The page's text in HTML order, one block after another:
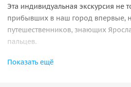
Эта индивидуальная экскурсия не
прибывших в наш город впервые,
путешественников, знающих
пальцев.
Начнем экскурсию с
Показать ещё